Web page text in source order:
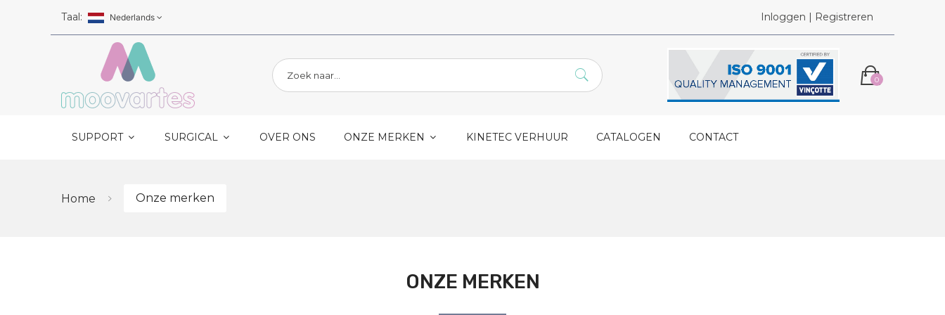
Taal: Nederlands Inloggen | Registreren
0
SUPPORT SURGICAL OVER ONS ONZE MERKEN KINETEC VERHUUR CATALOGEN CONTACT
Home Onze merken
ONZE MERKEN